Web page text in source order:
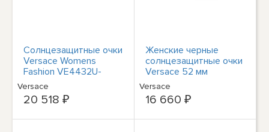
Солнцезащитные очки
Versace Womens
Fashion VE4432U-
538887-53 красные,
53 мм
Versace
20 518 ₽
Женские черные
солнцезащитные очки
Versace 52 мм
VE4456U-GB1-87-52
Versace
16 660 ₽